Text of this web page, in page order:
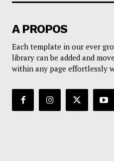
A PROPOS
Each template in our ever
library can be added and
within any page effortlessly